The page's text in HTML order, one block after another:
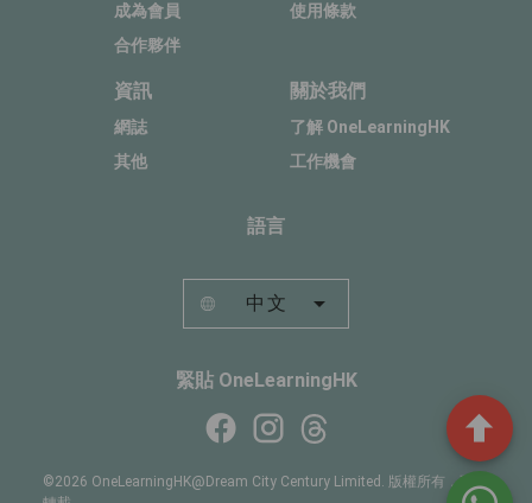
成為會員
合作夥伴
使用條款
資訊
網誌
其他
關於我們
了解 OneLearningHK
工作機會
語言
中文
緊貼 OneLearningHK
©2026 OneLearningHK@Dream City Century Limited. 版權所有，不得